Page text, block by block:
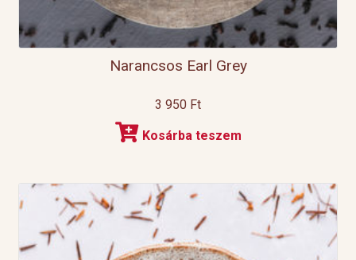
Narancsos Earl Grey
3 950 Ft
Kosárba teszem